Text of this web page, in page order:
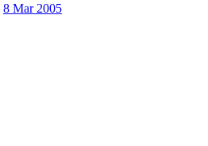
8 Mar 2005